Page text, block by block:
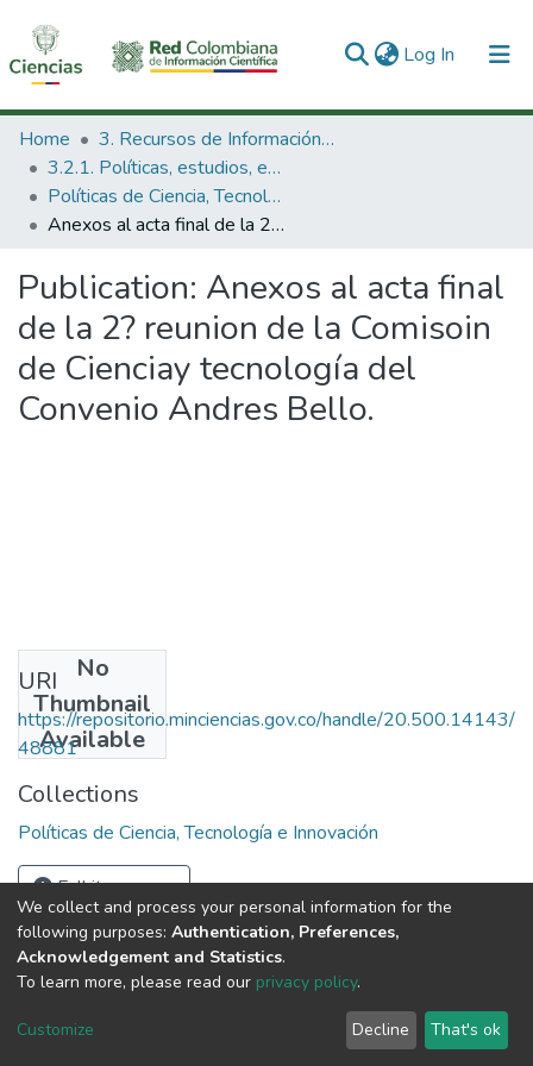
Log In (current)
Communities & Collections
All of DSpace
Statistics
Home
3. Recursos de Información Científica y Tecnológica
3.2.1. Políticas, estudios, evaluaciones e indicadores de CTeI
Políticas de Ciencia, Tecnología e Innovación
Anexos al acta final de la 2? reunion de la Comisoin de Cienciay tecnología del Convenio Andres Bello.
Publication: Anexos al acta final
de la 2? reunion de la Comisoin
de Cienciay tecnología del
Convenio Andres Bello.
No
Thumbnail
Available
URI
https://repositorio.minciencias.gov.co/handle/20.500.14143/
48881
Collections
Políticas de Ciencia, Tecnología e Innovación
Full item page
DSpace software copyright © 2002-2026
Cookie
End User
Agreement
Send
Feedback
We collect and process your personal information for the
following purposes: Authentication, Preferences,
Acknowledgement and Statistics.
To learn more, please read our privacy policy.
Customize Decline That's ok